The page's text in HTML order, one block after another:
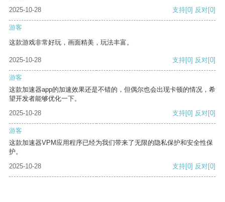
2025-10-28
支持[0] 反对[0]
游客
这款游戏非常好玩，画面精美，玩法丰富。
2025-10-28 支持[0] 反对[0]
游客
这款加速器app的加速效果还是不错的，但偶尔也会出现卡顿的情况，希
望开发者能够优化一下。
2025-10-28
支持[0] 反对[0]
游客
这款加速器VPM应用程序已经为我们带来了无限的隐私保护和安全性保
护。
2025-10-28
支持[0] 反对[0]